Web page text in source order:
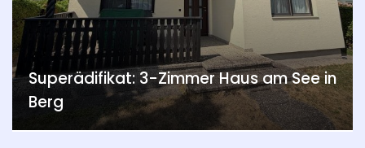
Superädifikat: 3-Zimmer Haus am See in
Berg